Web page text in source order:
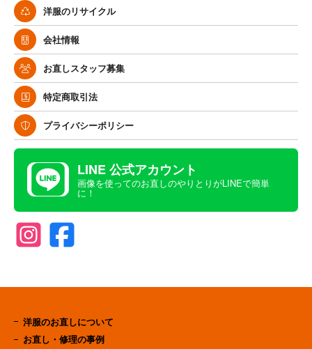
洋服のリサイクル
会社情報
お直しスタッフ募集
特定商取引法
プライバシーポリシー
LINE 公式アカウント
画像を使ってのお直しのやりとりがLINEで簡単
に！
洋服のお直しについて
お直し・修理の事例